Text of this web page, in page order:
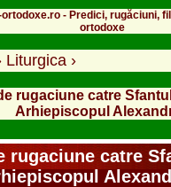
- Predici, rugăciuni,
ortodoxe
Liturgica ›
rugaciune catre
Arhiepiscopul
rugaciune catre